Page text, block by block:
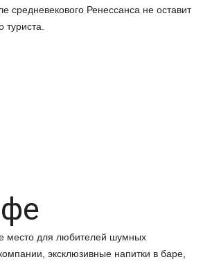
средневекового Ренессанса не оставит
место для любителей шумных
эксклюзивные напитки в баре,